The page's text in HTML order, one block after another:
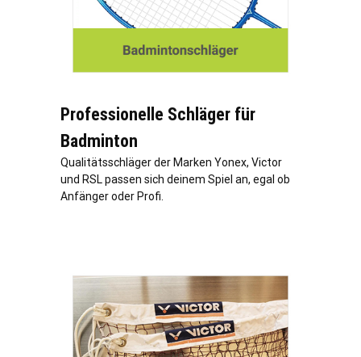
Professionelle Schläger für
Badminton
Qualitätsschläger der Marken Yonex, Victor
und RSL passen sich deinem Spiel an, egal ob
Anfänger oder Profi.